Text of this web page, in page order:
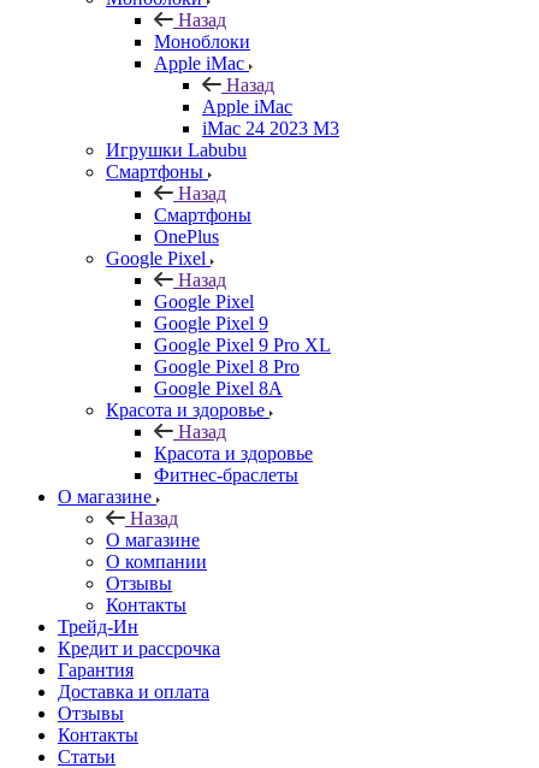
Назад
Моноблоки
Apple iMac
Назад
Apple iMac
iMac 24 2023 M3
Игрушки Labubu
Смартфоны
Назад
Смартфоны
OnePlus
Google Pixel
Назад
Google Pixel
Google Pixel 9
Google Pixel 9 Pro XL
Google Pixel 8 Pro
Google Pixel 8A
Красота и здоровье
Назад
Красота и здоровье
Фитнес-браслеты
О магазине
Назад
О магазине
О компании
Отзывы
Контакты
Трейд-Ин
Кредит и рассрочка
Гарантия
Доставка и оплата
Отзывы
Контакты
Статьи